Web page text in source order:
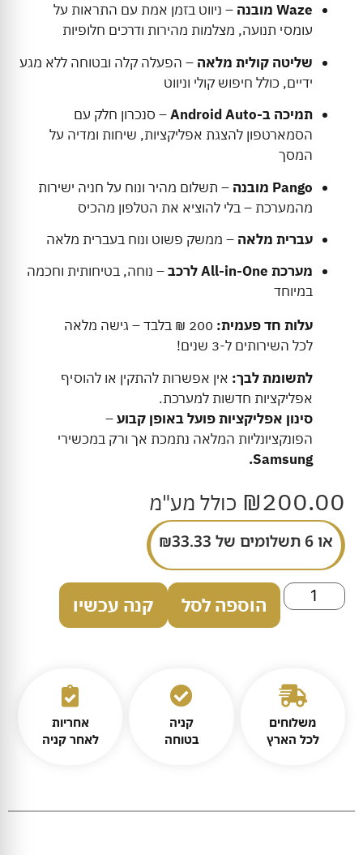
Waze מובנה
– ניווט בזמן אמת עם התראות על
עומסי תנועה, מצלמות מהירות ודרכים חלופיות
שליטה קולית מלאה – הפעלה קלה ובטוחה ללא מגע
ידיים, כולל חיפוש קולי וניווט
תמיכה ב-Android Auto
– סנכרון חלק עם
הסמארטפון להצגת אפליקציות, שיחות ומדיה על
המסך
Pango מובנה
– תשלום מהיר ונוח על חניה ישירות
מהמערכת – בלי להוציא את הטלפון מהכיס
עברית מלאה – ממשק פשוט ונוח בעברית מלאה
מערכת All-in-One לרכב
– נוחה, בטיחותית וחכמה
במיוחד
עלות חד פעמית:
200 ₪ בלבד – גישה מלאה
לכל השירותים ל-3 שנים!
לתשומת לבך: אין אפשרות להתקין או להוסיף
אפליקציות חדשות למערכת.
סינון אפליקציות פועל באופן קבוע–
הפונקציונליות המלאה נתמכת אך ורק במכשירי
Samsung.
₪200.00 כולל מע"מ
או 6 תשלומים של ₪33.33
הוספה לסל קנה עכשיו
משלוחים
לכל הארץ
קניה
בטוחה
אחריות
לאחר קניה